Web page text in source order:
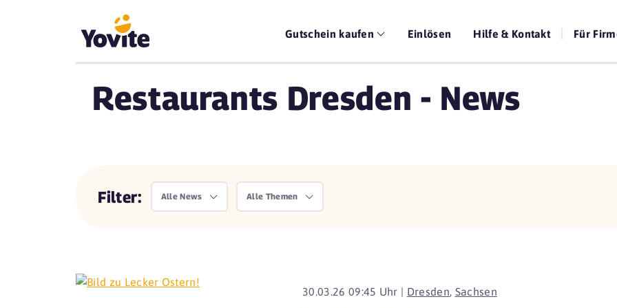
Gutschein kaufen Einlösen Hilfe & Kontakt Für
Restaurants Dresden - News
Filter: Alle News Alle Themen
30.03.26 09:45 Uhr | Dresden, Sachsen